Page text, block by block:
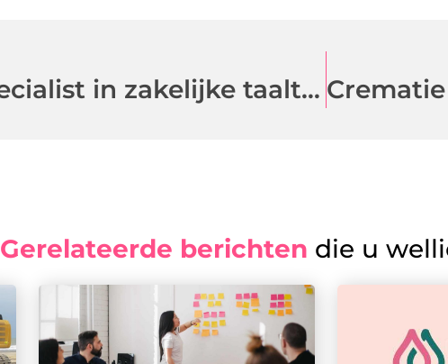
The Square Mile: Specialist in zakelijke taaltrainingen voor professionals
Gerelateerde berichten die u